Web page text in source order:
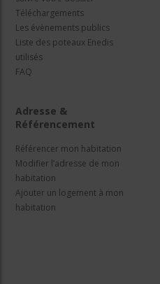
Téléchargements
Les évènements publics
Liste des poteaux Enedis
utilisés
FAQ
Adresse &
Référencement
Référencer mon habitation
Modifier l’adresse de mon
habitation
Ajouter un logement à mon
habitation